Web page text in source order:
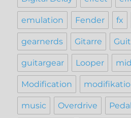
emulation Fender fx
gearnerds Gitarre
guitargear Looper
Modification
music Overdrive Pedal